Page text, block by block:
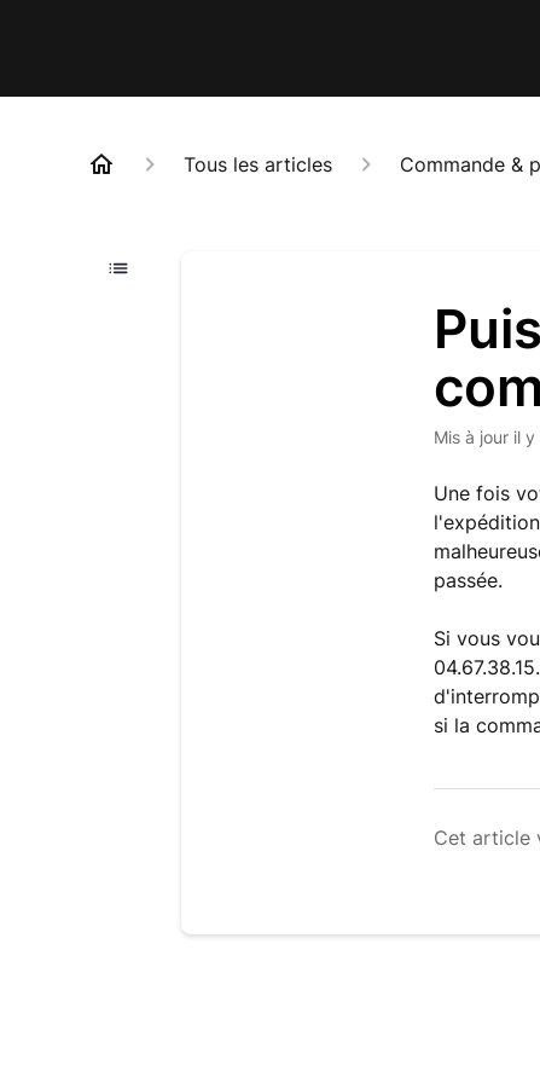
Tous les articles Commande &
Mis à jour il y
Une fois
passée.
Si vous
si la
Cet article